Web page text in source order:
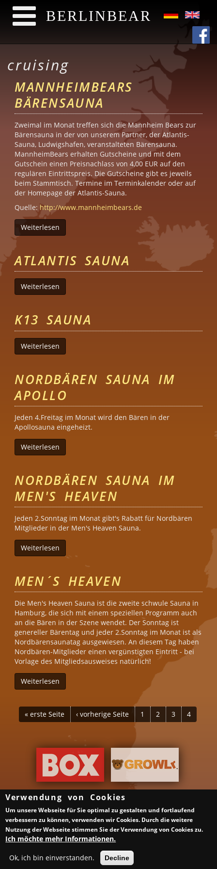
BERLINBEAR
cruising
MANNHEIMBEARS
BÄRENSAUNA
Zweimal im Monat treffen sich die Mannheim Bears zur
Bärensauna in der von unserem Partner, der Atlantis-
Sauna, Ludwigshafen, veranstalteten Bärensauna.
MannheimBears erhalten Gutscheine und mit dem
Gutschein einen Preisnachlass von 4,00 EUR auf den
regulären Eintrittspreis. Die Gutscheine gibt es jeweils
beim Stammtisch. Termine im Terminkalender oder auf
der Homepage der Atlantis-Sauna.
Quelle: http://www.mannheimbears.de
Weiterlesen über MannheimBears Bärensauna
ATLANTIS SAUNA
Weiterlesen
K13 SAUNA
Weiterlesen
NORDBÄREN SAUNA IM
APOLLO
Jeden 4.Freitag im Monat wird den Bären in der
Apollosauna eingeheizt.
Weiterlesen
NORDBÄREN SAUNA IM
MEN'S HEAVEN
Jeden 2.Sonntag im Monat gibt's Rabatt für Nordbären
Mitglieder in der Men's Heaven Sauna.
Weiterlesen
MEN´S HEAVEN
Die Men's Heaven Sauna ist die zweite schwule Sauna in
Hamburg, die sich mit einem speziellen Programm auch
an die Bären in der Szene wendet. Der Sonntag ist
genereller Bärentag und jeder 2.Sonntag im Monat ist als
Nordbärensaunatag ausgewiesen. An diesem Tag haben
Nordbären-Mitglieder einen vergünstigten Eintritt - bei
Vorlage des Mitgliedsausweises natürlich!
Weiterlesen
SEITEN
« erste Seite ‹ vorherige Seite 1 2 3 4
Über uns
Gruppen & Veranstalter
Gay Saunen in Deutschland
Schwule Bars in Deutschland
Samstag ist ein guter Tag
Impressum
© BerlinBear 2010-2015 | Developed by
Verwendung von Cookies
Um unsere Webseite für Sie optimal zu gestalten und fortlaufend
verbessern zu können, verwenden wir Cookies. Durch die weitere
Nutzung der Webseite stimmen Sie der Verwendung von Cookies zu.
Ich möchte mehr Informationen.
Ok, ich bin einverstanden. Decline